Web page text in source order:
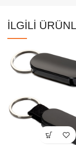
İLGILI